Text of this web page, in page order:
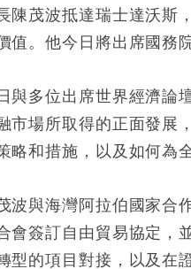
陳茂波抵達瑞士達沃斯
值。他今日將出席國務
與多位出席世界經濟論
市場所取得的正面發展
略和措施，以及如何為
波與海灣阿拉伯國家合
會簽訂自由貿易協定，
型的項目對接，以及在